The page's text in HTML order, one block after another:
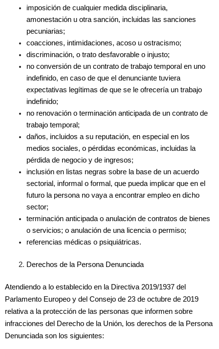
imposición de cualquier medida disciplinaria,
amonestación u otra sanción, incluidas las sanciones
pecuniarias;
coacciones, intimidaciones, acoso u ostracismo;
discriminación, o trato desfavorable o injusto;
no conversión de un contrato de trabajo temporal en uno
indefinido, en caso de que el denunciante tuviera
expectativas legítimas de que se le ofrecería un trabajo
indefinido;
no renovación o terminación anticipada de un contrato de
trabajo temporal;
daños, incluidos a su reputación, en especial en los
medios sociales, o pérdidas económicas, incluidas la
pérdida de negocio y de ingresos;
inclusión en listas negras sobre la base de un acuerdo
sectorial, informal o formal, que pueda implicar que en el
futuro la persona no vaya a encontrar empleo en dicho
sector;
terminación anticipada o anulación de contratos de bienes
o servicios; o anulación de una licencia o permiso;
referencias médicas o psiquiátricas.
Derechos de la Persona Denunciada
Atendiendo a lo establecido en la Directiva 2019/1937 del
Parlamento Europeo y del Consejo de 23 de octubre de 2019
relativa a la protección de las personas que informen sobre
infracciones del Derecho de la Unión, los derechos de la Persona
Denunciada son los siguientes: